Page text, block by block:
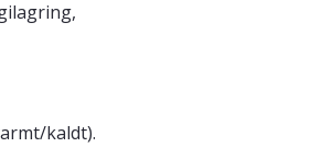
kaldt).